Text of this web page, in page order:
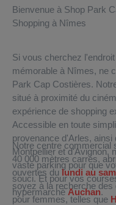
Bienvenue à Shop Park
Shopping à Nîmes
Si vous cherchez
mémorable à Nîmes, ne
Park Cap Costières.
situé à proximité du
expérience de shopping
Accessible en toute
provenance d'Arles, ainsi
Montpellier et d'Avignon,
vaste parking pour que
souci. Et pour vos
hypermarchéAuchan.
Notre centre commercial
40 000 mètres carrés,
ouvertes du lundi au
soyez à la recherche
pour femmes, telles que